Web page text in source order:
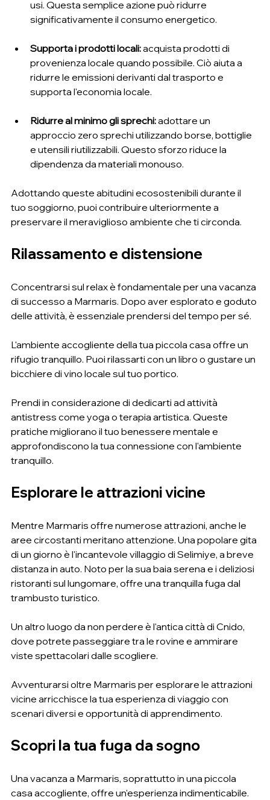
usi. Questa semplice azione può ridurre
significativamente il consumo energetico.
Supporta i prodotti locali: acquista prodotti di
provenienza locale quando possibile. Ciò aiuta a
ridurre le emissioni derivanti dal trasporto e
supporta l'economia locale.
Ridurre al minimo gli sprechi: adottare un
approccio zero sprechi utilizzando borse, bottiglie
e utensili riutilizzabili. Questo sforzo riduce la
dipendenza da materiali monouso.
Adottando queste abitudini ecosostenibili durante il
tuo soggiorno, puoi contribuire ulteriormente a
preservare il meraviglioso ambiente che ti circonda.
Rilassamento e distensione
Concentrarsi sul relax è fondamentale per una vacanza
di successo a Marmaris. Dopo aver esplorato e goduto
delle attività, è essenziale prendersi del tempo per sé.
L'ambiente accogliente della tua piccola casa offre un
rifugio tranquillo. Puoi rilassarti con un libro o gustare un
bicchiere di vino locale sul tuo portico.
Prendi in considerazione di dedicarti ad attività
antistress come yoga o terapia artistica. Queste
pratiche migliorano il tuo benessere mentale e
approfondiscono la tua connessione con l'ambiente
tranquillo.
Esplorare le attrazioni vicine
Mentre Marmaris offre numerose attrazioni, anche le
aree circostanti meritano attenzione. Una popolare gita
di un giorno è l'incantevole villaggio di Selimiye, a breve
distanza in auto. Noto per la sua baia serena e i deliziosi
ristoranti sul lungomare, offre una tranquilla fuga dal
trambusto turistico.
Un altro luogo da non perdere è l'antica città di Cnido,
dove potrete passeggiare tra le rovine e ammirare
viste spettacolari dalle scogliere.
Avventurarsi oltre Marmaris per esplorare le attrazioni
vicine arricchisce la tua esperienza di viaggio con
scenari diversi e opportunità di apprendimento.
Scopri la tua fuga da sogno
Una vacanza a Marmaris, soprattutto in una piccola
casa accogliente, offre un'esperienza indimenticabile.